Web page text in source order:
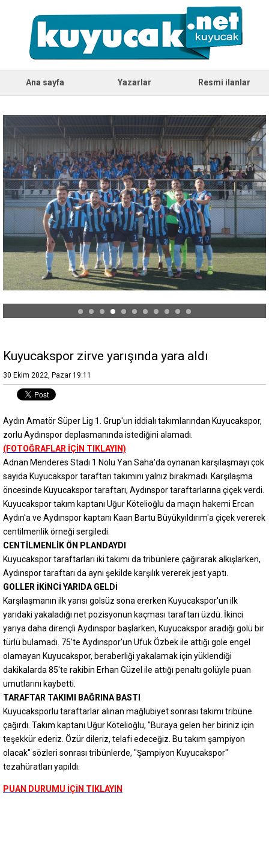
Ana sayfa Yazarlar Resmi ilanlar
Kuyucakspor zirve yarışında yara aldı
30 Ekim 2022, Pazar 19:11
Aydın Amatör Süper Lig 1. Grup'un iddialı takımlarından Kuyucakspor,
zorlu Aydınspor deplasmanında istediğini alamadı.
(FOTOĞRAFLAR İÇİN TIKLAYIN)
Adnan Menderes Stadı 1 Nolu Yan Saha'da oynanan karşılaşmayı çok
sayıda Kuyucakspor taraftarı takımını yalnız bırakmadı. Karşılaşma
öncesinde Kuyucakspor taraftarı, Aydınspor taraftarlarına çiçek verdi.
Kuyucakspor takım kaptanı Uğur Kötelioğlu da maçın hakemi Ercan
Aydın'a ve Aydınspor kaptanı Kaan Bartu Büyükyıldırım'a çiçek vererek
centilmenlik örneği sergiledi.
CENTİLMENLİK ÖN PLANDAYDI
Kuyucakspor taraftarları iki takımı da tribünlere çağırarak alkışlarken,
Aydınspor taraftarı da aynı şekilde karşılık vererek jest yaptı.
GOLLER İKİNCİ YARIDA GELDİ
Karşılaşmanın ilk yarısı golsüz sona ererken Kuyucakspor'un ilk
yarıdaki yakaladığı net pozisyonun kaçması taraftarı üzdü. İkinci
yarıya daha dirençli Aydınspor başlarken, Kuyucakspor aradığı golü bir
türlü bulamadı. 75'te Aydınspor'un Ufuk Özbek ile attığı gole engel
olamayan Kuyucakspor, beraberliği yakalamak için yüklendiği
dakikalarda 85'te rakibin Erhan Güzel ile attığı penaltı golüyle puan
umutlarını kaybetti.
TARAFTAR TAKIMI BAĞRINA BASTI
Kuyucaksporlu taraftarlar alınan mağlubiyet sonrası takımı tribüne
çağırdı. Takım kaptanı Uğur Kötelioğlu, "Buraya gelen her biriniz için
teşekkür ederiz. Özür dileriz, telafi edeceğiz. Bu takım şampiyon
olacak" sözleri sonrası tribünlerde, "Şampiyon Kuyucakspor"
tezahüratları yapıldı.
PUAN DURUMU İÇİN TIKLAYIN